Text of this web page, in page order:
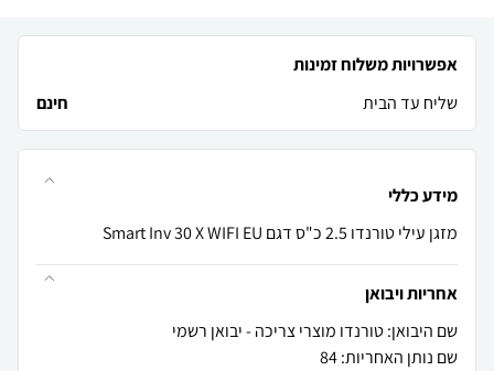
אפשרויות משלוח זמינות
שליח עד הבית
חינם
מידע כללי
מזגן עילי טורנדו 2.5 כ"ס דגם Smart Inv 30 X WIFI EU
אחריות ויבואן
שם היבואן: טורנדו מוצרי צריכה - יבואן רשמי
שם נותן האחריות: 84